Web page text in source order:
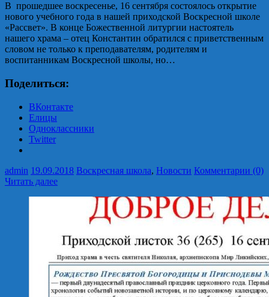
В прошедшее воскресенье, 16 сентября состоялось открытие
нового учебного года в нашей приходской Воскресной школе
«Рассвет». В конце Божественной литургии настоятель
нашего храма – отец Константин обратился с приветственным
словом не только к преподавателям, родителям и
воспитанникам Воскресной школы, но…
Поделиться:
ВКонтакте
Елицы
Одноклассники
Twitter
admin 19.09.2018 Воскресная школа, Новости Комментарии (0)
Читать далее